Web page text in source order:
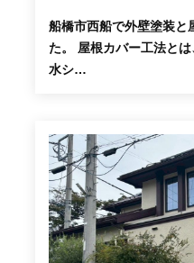
船橋市西船で外壁塗装と
た。 屋根カバー工法と
水シ…